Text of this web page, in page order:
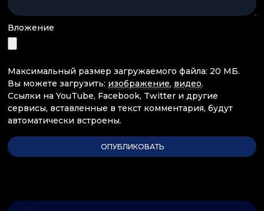
Вложение
Максимальный размер загружаемого файла: 20 МБ.
Вы можете загрузить: изображение, видео.
Ссылки на YouTube, Facebook, Twitter и другие
сервисы, вставленные в текст комментария, будут
автоматически встроены.